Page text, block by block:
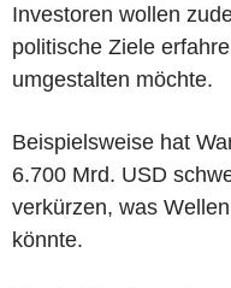
Investoren wollen
politische Ziele
umgestalten möchte.
Beispielsweise hat
6.700 Mrd. USD
verkürzen, was
könnte.